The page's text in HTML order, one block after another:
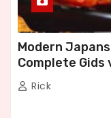
Modern
Complete
Dineren
Rick